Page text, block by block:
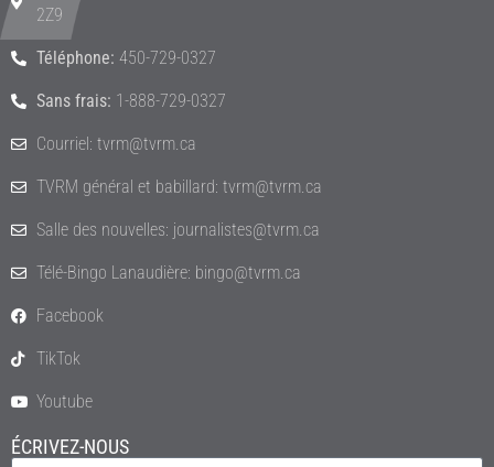
2Z9
Téléphone: 450-729-0327
Sans frais: 1-888-729-0327
Courriel: tvrm@tvrm.ca
TVRM général et babillard: tvrm@tvrm.ca
Salle des nouvelles: journalistes@tvrm.ca
Télé-Bingo Lanaudière: bingo@tvrm.ca
Facebook
TikTok
Youtube
ÉCRIVEZ-NOUS